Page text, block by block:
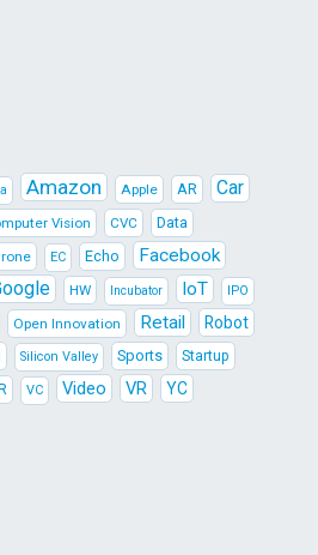
Amazon Apple AR Car
Vision CVC
Data
EC Echo Facebook
HW Incubator IoT IPO
Open Innovation Retail Robot
Silicon Valley Sports Startup
VC Video VR YC